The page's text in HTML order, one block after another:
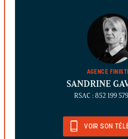
AGENCE
SANDRINE
RSAC : 852 199
VOIR SON